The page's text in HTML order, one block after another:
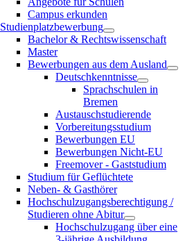
Campus erkunden
Studienplatzbewerbung
Bachelor & Rechtswissenschaft
Master
Bewerbungen aus dem Ausland
Deutschkenntnisse
Sprachschulen in
Bremen
Austauschstudierende
Vorbereitungsstudium
Bewerbungen EU
Bewerbungen Nicht-EU
Freemover - Gaststudium
Studium für Geflüchtete
Neben- & Gasthörer
Hochschulzugangsberechtigung /
Studieren ohne Abitur
Hochschulzugang über eine